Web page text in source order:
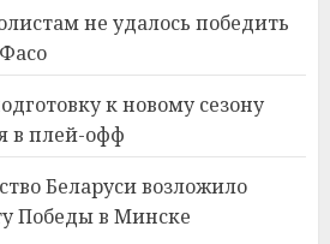
не удалось победить
к новому сезону
в плей-офф
Беларуси возложило
Победы в Минске